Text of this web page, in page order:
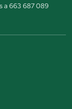
a 663 687 089